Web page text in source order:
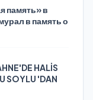
память» в
в память о
HALİS
SOYLU 'DAN